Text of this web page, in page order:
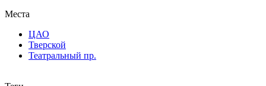
Места
ЦАО
Тверской
Театральный пр.